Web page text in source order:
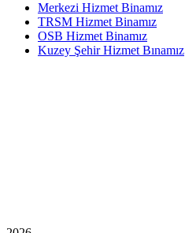
Merkezi Hizmet Binamız
TRSM Hizmet Binamız
OSB Hizmet Binamız
Kuzey Şehir Hizmet Bınamız